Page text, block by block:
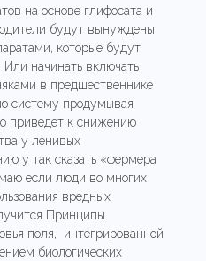
на основе глифосата и
будут вынуждены
которые будут
начинать включать
в предшественнике
систему продумывая
приведет к снижению
у ленивых
у так сказать «фермера
если люди во многих
вредных
Принципы
поля, интегрированной
биологических